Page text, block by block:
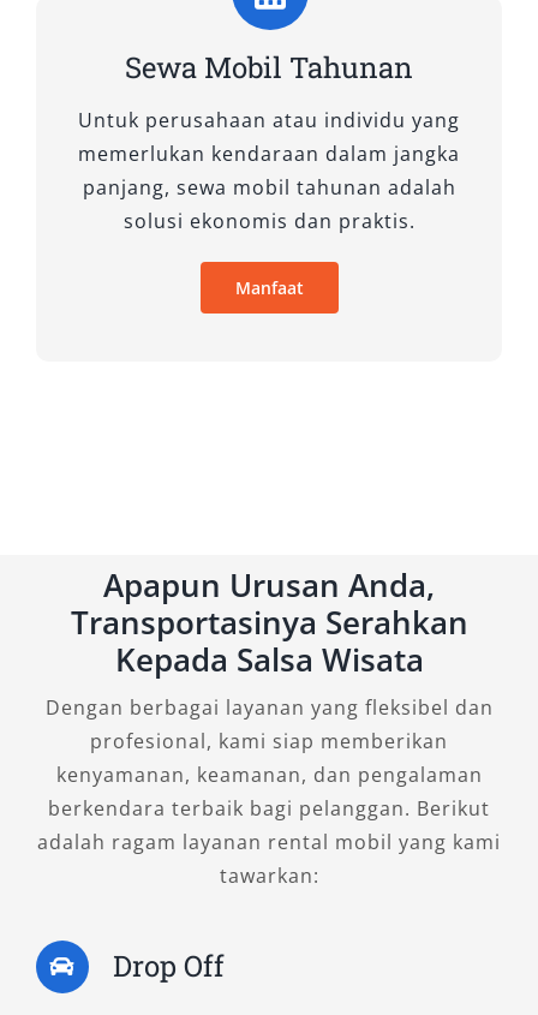
Sewa Mobil Tahunan
Untuk perusahaan atau individu yang
memerlukan kendaraan dalam jangka
panjang, sewa mobil tahunan adalah
solusi ekonomis dan praktis.
Manfaat
Apapun Urusan Anda,
Transportasinya Serahkan
Kepada Salsa Wisata
Dengan berbagai layanan yang fleksibel dan
profesional, kami siap memberikan
kenyamanan, keamanan, dan pengalaman
berkendara terbaik bagi pelanggan. Berikut
adalah ragam layanan rental mobil yang kami
tawarkan:
Drop Off